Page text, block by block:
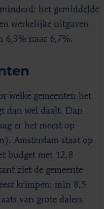
het gemiddelde
werkelijke uitgaven
6,3% naar 6,7%.
welke gemeenten het
dan wel daalt. Dan
er het meest op
Amsterdam staat op
budget met 12,8
ziet de gemeente
krimpen: min 8,5
van grote dalers